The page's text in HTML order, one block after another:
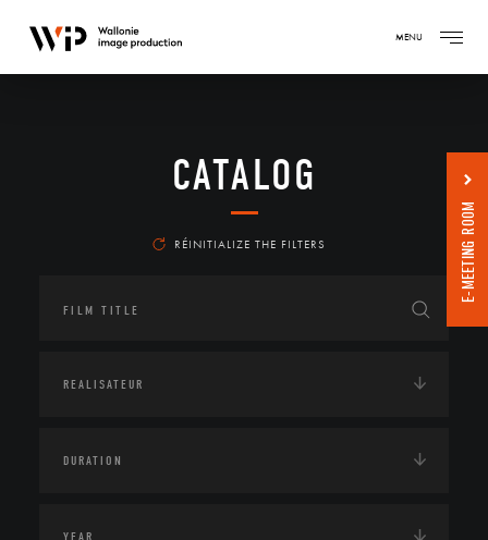
MENU
CATALOG
RÉINITIALIZE THE FILTERS E-MEETING ROOM